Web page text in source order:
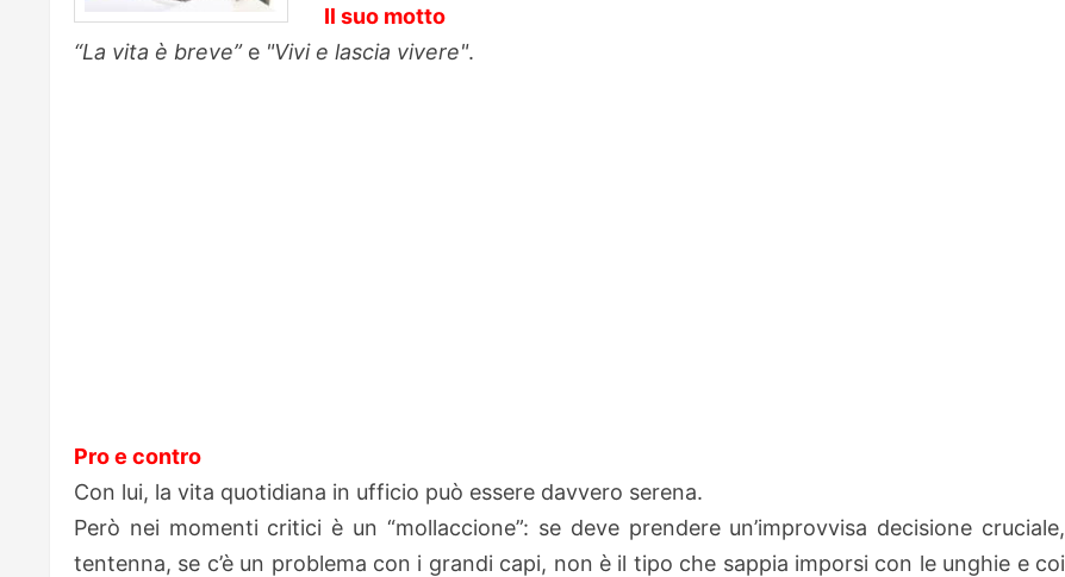
Il suo motto
“La vita è breve”e "Vivi e lascia vivere".
Pro e contro
Con lui, la vita quotidiana in ufficio può essere davvero serena.
Però nei momenti critici è un “mollaccione”: se deve prendere un’improvvisa decisione cruciale,
tentenna, se c’è un problema con i grandi capi, non è il tipo che sappia imporsi con le unghie e coi